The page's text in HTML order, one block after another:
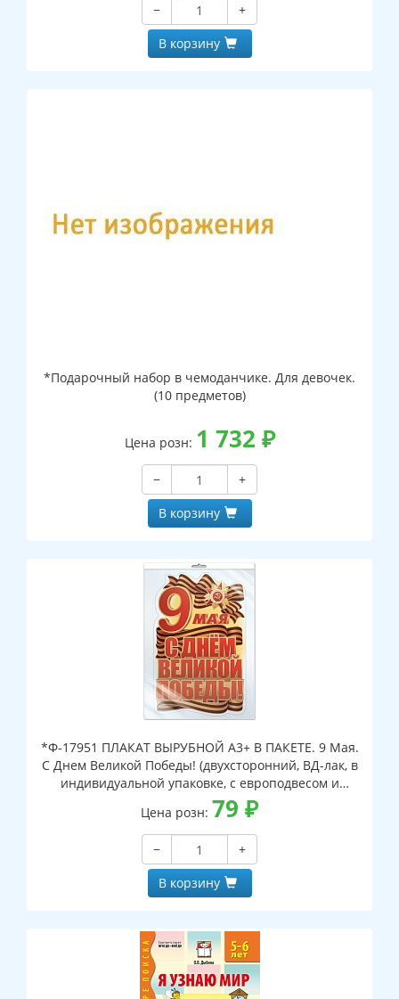
−
+
В корзину
*Подарочный набор в чемоданчике. Для девочек.
(10 предметов)
Цена розн: 1 732 ₽
−
+
В корзину
*Ф-17951 ПЛАКАТ ВЫРУБНОЙ А3+ В ПАКЕТЕ. 9 Мая.
С Днем Великой Победы! (двухсторонний, ВД-лак, в
индивидуальной упаковке, с европодвесом и
клеевым клапаном)
Цена розн: 79 ₽
−
+
В корзину